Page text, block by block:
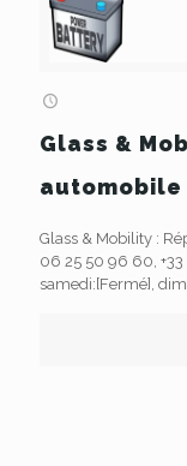
Glass &
Glass & Mobility :
06 25 50 96 60,
samedi:[Fermé],